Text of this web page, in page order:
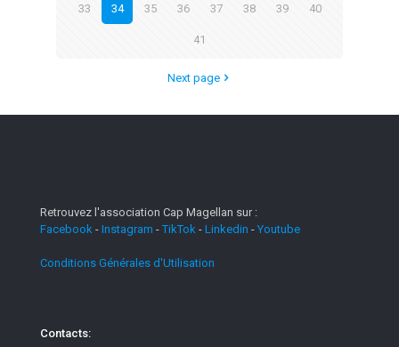
33 34 35 36 37 38 39 40
41
Next page
Retrouvez l'association Cap Magellan sur :
Facebook - Instagram -TikTok - Linkedin - Youtube
Conditions Générales d'Utilisation
Contacts: